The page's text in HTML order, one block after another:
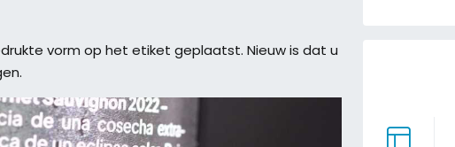
vorm op het etiket geplaatst. Nieuw is dat u